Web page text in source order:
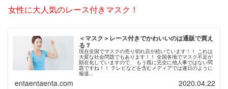
女性に大人気のレース付きマスク！
＜マスク＞レース付きでかわいいのは通販で買え
る？
現在全国でマスクの売り切れ店が続いています！！ これは
大変な社会問題でもあります！！ 全国各地でマスク不足が
顕在化していますので、 もう既に完全に他人事ではない問
題ですね！！ テレビなどを含むメディアでは連日のように
報道...
entaentaenta.com 2020.04.22